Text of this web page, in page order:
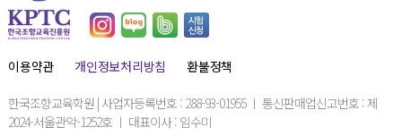
이용약관 개인정보처리방침 환불정책
한국조향교육학원 | 사업자등록번호 : 288-93-01955 ㅣ 통신판매업신고번호 : 제
2024-서울관악-1252호 ㅣ 대표이사 : 임수미